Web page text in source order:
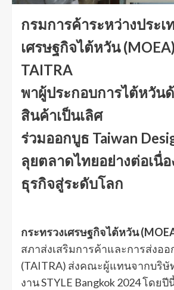
กรมการค้าระหว่างประเ
เศรษฐกิจไต้หวัน
TAITRA
พาผู้ประกอบการไต้หวัน
สินค้าเป็นเลิศ
ร่วมออกบูธ Taiwan
ลุยตลาดไทยอย่างต่อเนื่อ
ธุรกิจสู่ระดับโลก
กระทรวงเศรษฐกิจไต้หวัน
สภาส่งเสริมการค้าและการส่งอ
(TAITRA) ส่งคณะผู้แทนจากบริษั
งาน STYLE Bangkok 2024 โดยปี